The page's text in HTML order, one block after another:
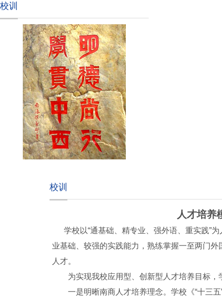
校训
校训
人才培养
学校以“通基础、精专业、强外语、重实践”
业基础、较强的实践能力，熟练掌握一至两门
人才。
为实现我校应用型、创新型人才培养目标，
一是明晰南商人才培养理念。学校《“十三